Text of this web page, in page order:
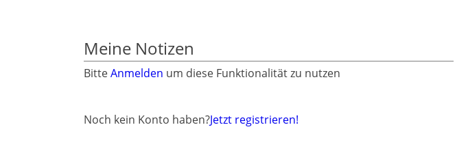
Meine Notizen
BitteAnmelden um diese Funktionalität zu nutzen
Noch kein Konto haben?Jetzt registrieren!